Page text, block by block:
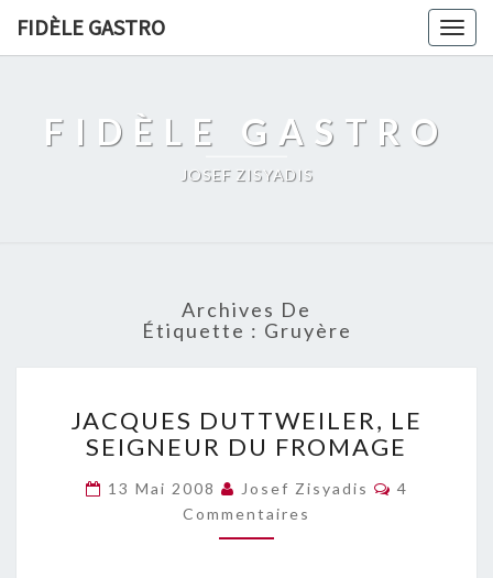
FIDÈLE GASTRO
FIDÈLE GASTRO
JOSEF ZISYADIS
Archives De
Étiquette : Gruyère
DUTTWEILER,
LE
DU
FROMAGE
JACQUES DUTTWEILER, LE
SEIGNEUR DU FROMAGE
13 Mai 2008 Josef Zisyadis
4
Commentaires